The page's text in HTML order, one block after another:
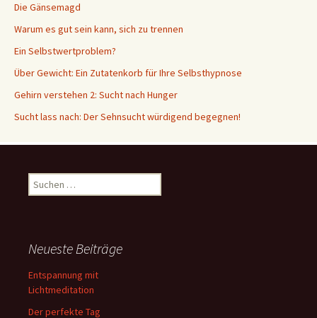
Die Gänsemagd
Warum es gut sein kann, sich zu trennen
Ein Selbstwertproblem?
Über Gewicht: Ein Zutatenkorb für Ihre Selbsthypnose
Gehirn verstehen 2: Sucht nach Hunger
Sucht lass nach: Der Sehnsucht würdigend begegnen!
Suche
nach:
Neueste Beiträge
Entspannung mit
Lichtmeditation
Der perfekte Tag